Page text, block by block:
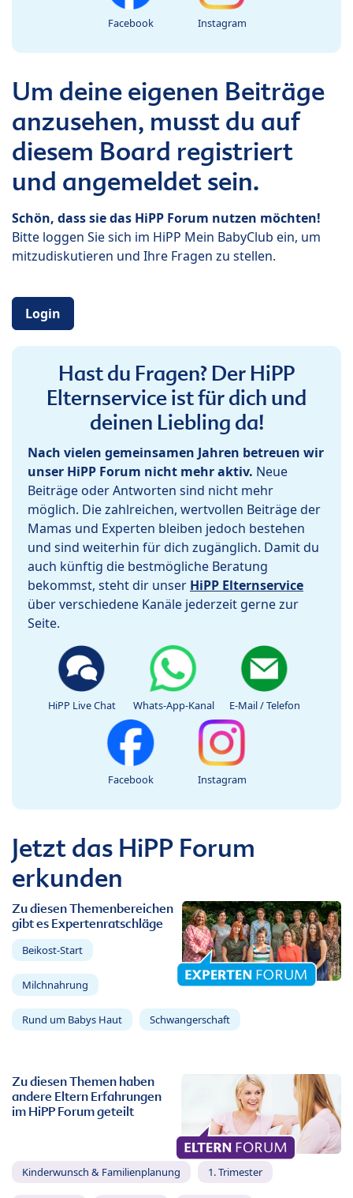
Facebook Instagram
Um deine eigenen Beiträge
anzusehen, musst du auf
diesem Board registriert
und angemeldet sein.
Schön, dass sie das HiPP Forum nutzen möchten!
Bitte loggen Sie sich im HiPP Mein BabyClub ein, um
mitzudiskutieren und Ihre Fragen zu stellen.
Login
Hast du Fragen? Der HiPP
Elternservice ist für dich und
deinen Liebling da!
Nach vielen gemeinsamen Jahren betreuen wir
unser HiPP Forum nicht mehr aktiv. Neue
Beiträge oder Antworten sind nicht mehr
möglich. Die zahlreichen, wertvollen Beiträge der
Mamas und Experten bleiben jedoch bestehen
und sind weiterhin für dich zugänglich. Damit du
auch künftig die bestmögliche Beratung
bekommst, steht dir unser HiPP Elternservice
über verschiedene Kanäle jederzeit gerne zur
Seite.
HiPP Live Chat Whats-App-Kanal E-Mail / Telefon
Facebook Instagram
Jetzt das HiPP Forum
erkunden
Zu diesen Themenbereichen
gibt es Expertenratschläge
Beikost-Start
Milchnahrung
Rund um Babys Haut Schwangerschaft
Zu diesen Themen haben
andere Eltern Erfahrungen
im HiPP Forum geteilt
Kinderwunsch & Familienplanung 1. Trimester